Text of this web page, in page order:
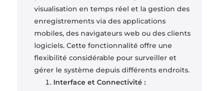
visualisation en temps réel et la gestion des
enregistrements via des applications
mobiles, des navigateurs web ou des clients
logiciels. Cette fonctionnalité offre une
flexibilité considérable pour surveiller et
gérer le système depuis différents endroits.
Interface et Connectivité :